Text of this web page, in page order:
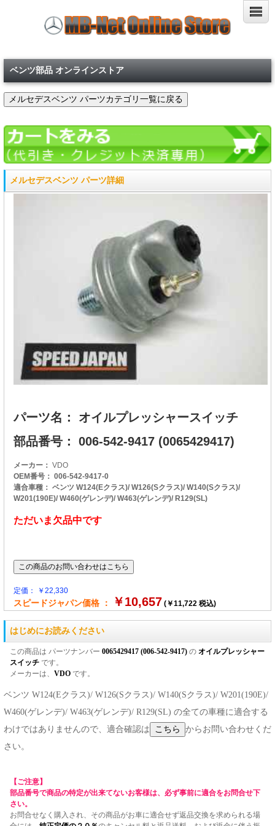
ベンツ部品 オンラインストア
メルセデスベンツ パーツ詳細
パーツ名： オイルプレッシャースイッチ
部品番号： 006-542-9417 (0065429417)
メーカー： VDO
OEM番号： 006-542-9417-0
適合車種： ベンツ W124(Eクラス)/ W126(Sクラス)/ W140(Sクラス)/
W201(190E)/ W460(ゲレンデ)/ W463(ゲレンデ)/ R129(SL)
ただいま欠品中です
定価： ￥22,330
スピードジャパン価格 ： ￥10,657 (￥11,722 税込)
はじめにお読みください
この商品は パーツナンバー 0065429417 (006-542-9417) の オイルプレッシャー
スイッチ です。
メーカーは、 VDO です。
ベンツ W124(Eクラス)/ W126(Sクラス)/ W140(Sクラス)/ W201(190E)/
W460(ゲレンデ)/ W463(ゲレンデ)/ R129(SL) の全ての車種に適合する
わけではありませんので、適合確認は
からお問い合わせくだ
さい。
【ご注意】
部品番号で商品の特定が出来てないお客様は、必ず事前に適合をお問合せ下
さい。
お問合せなく購入され、その商品がお車に適合せず返品交換を求められる場